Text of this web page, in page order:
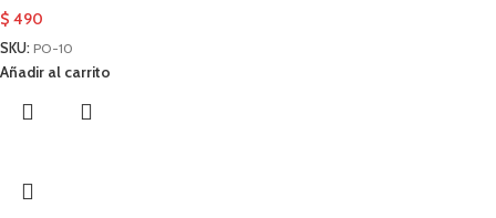
$ 490
SKU: PO-10
Añadir al carrito